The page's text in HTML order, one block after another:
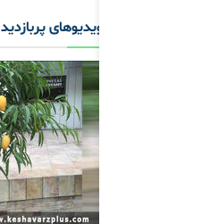
ویدیوهای پربازدید